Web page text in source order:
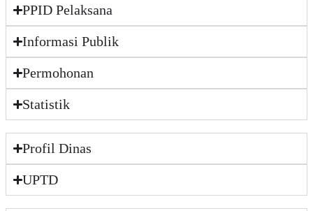
PPID Pelaksana
Informasi Publik
Permohonan
Statistik
Profil Dinas
UPTD